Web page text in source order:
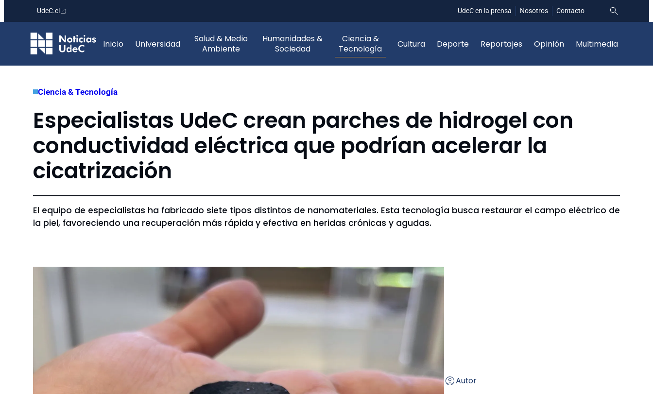
contenido
UdeC.cl UdeC en la prensa Nosotros Contacto
Inicio Universidad
Salud & Medio
Ambiente
Humanidades &
Sociedad
Ciencia &
Tecnología
Cultura Deporte Reportajes Opinión Multimedia
Ciencia & Tecnología
Especialistas UdeC crean parches de hidrogel con
conductividad eléctrica que podrían acelerar la
cicatrización
El equipo de especialistas ha fabricado siete tipos distintos de nanomateriales. Esta tecnología busca restaurar el campo eléctrico de
la piel, favoreciendo una recuperación más rápida y efectiva en heridas crónicas y agudas.
Autor